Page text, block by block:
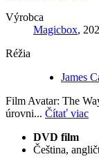
Výrobca
Magicbox,
Réžia
James
Film Avatar: The
úrovni... Čítať viac
DVD film
Čeština,